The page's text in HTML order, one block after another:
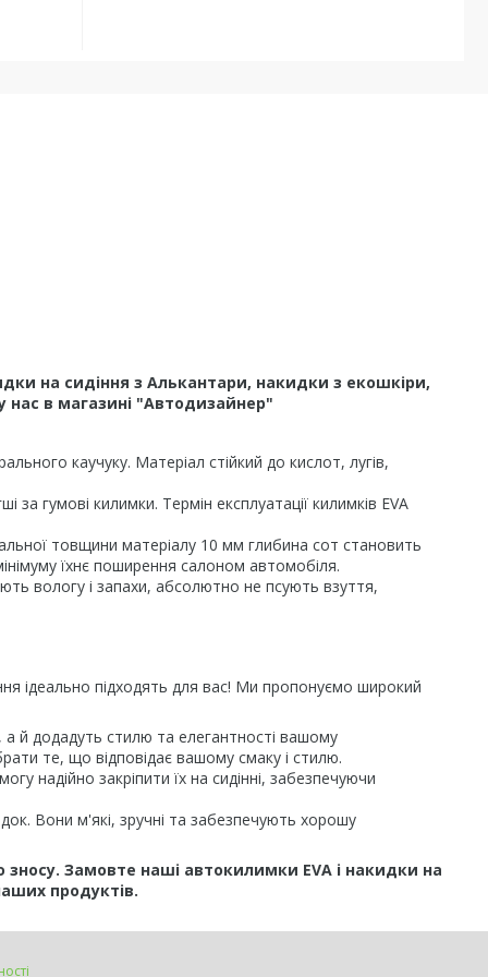
на сидіння з Алькантари, накидки з екошкіри,
нас в магазині "Автодизайнер"
каучуку. Матеріал стійкий до кислот, лугів,
гумові килимки. Термін експлуатації килимків EVA
товщини матеріалу 10 мм глибина сот становить
їхнє поширення салоном автомобіля.
вологу і запахи, абсолютно не псують взуття,
ідеально підходять для вас! Ми пропонуємо широкий
а й додадуть стилю та елегантності вашому
те, що відповідає вашому смаку і стилю.
надійно закріпити їх на сидінні, забезпечуючи
Вони м'які, зручні та забезпечують хорошу
Замовте наші автокилимки EVA і накидки на
продуктів.